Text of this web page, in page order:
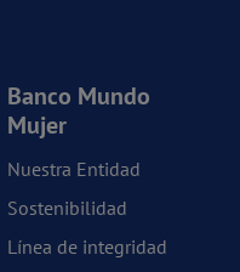
Banco Mundo
Mujer
Nuestra Entidad
Sostenibilidad
Línea de integridad